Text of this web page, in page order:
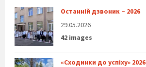
Останній дзвоник – 2026
29.05.2026
42 images
«Сходинки до успіху» 2026